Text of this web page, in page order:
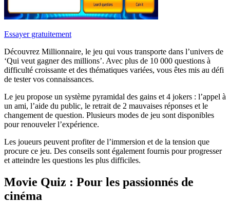
Essayer gratuitement
Découvrez Millionnaire, le jeu qui vous transporte dans l’univers de
‘Qui veut gagner des millions’. Avec plus de 10 000 questions à
difficulté croissante et des thématiques variées, vous êtes mis au défi
de tester vos connaissances.
Le jeu propose un système pyramidal des gains et 4 jokers : l’appel à
un ami, l’aide du public, le retrait de 2 mauvaises réponses et le
changement de question. Plusieurs modes de jeu sont disponibles
pour renouveler l’expérience.
Les joueurs peuvent profiter de l’immersion et de la tension que
procure ce jeu. Des conseils sont également fournis pour progresser
et atteindre les questions les plus difficiles.
Movie Quiz : Pour les passionnés de
cinéma